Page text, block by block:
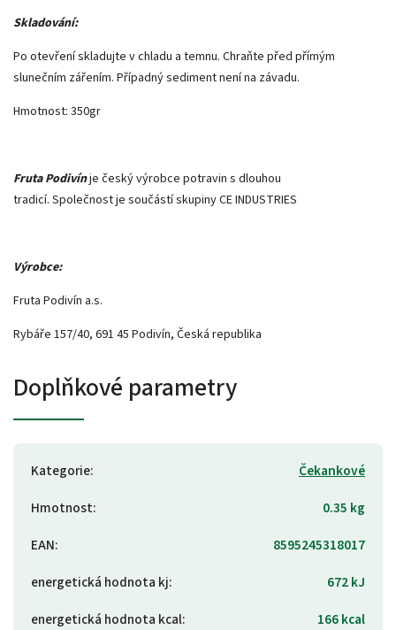
Skladování:
Po otevření skladujte v chladu a temnu. Chraňte před přímým
slunečním zářením. Případný sediment není na závadu.
Hmotnost: 350gr
Fruta Podivínje český výrobce potravin s dlouhou
tradicí. Společnost je součástí skupiny CE INDUSTRIES
Výrobce:
Fruta Podivín a.s.
Rybáře 157/40, 691 45 Podivín, Česká republika
Doplňkové parametry
Kategorie:
Čekankové
Hmotnost:
0.35 kg
EAN:
8595245318017
energetická hodnota kj:
672 kJ
energetická hodnota kcal: 166 kcal